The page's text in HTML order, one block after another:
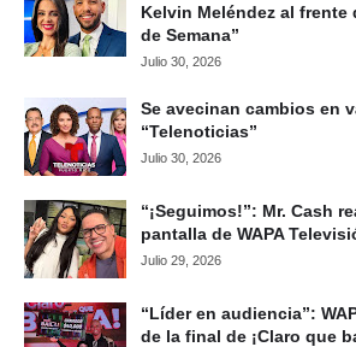
Kelvin Meléndez al frente
de Semana”
Julio 30, 2026
Se avecinan cambios en
“Telenoticias”
Julio 30, 2026
“¡Seguimos!”: Mr. Cash
pantalla de WAPA
Julio 29, 2026
“Líder en audiencia”:
de la final de ¡Claro que